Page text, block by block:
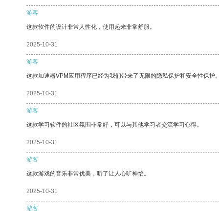
游客
这款软件的设计非常人性化，使用起来非常舒服。
2025-10-31
游客
这款加速器VPM应用程序已经为我们带来了无限的隐私保护和安全性保护
2025-10-31
游客
这款学习软件的社区氛围非常好，可以与其他学习者交流学习心得。
2025-10-31
游客
这款游戏的音乐非常优美，听了让人心旷神怡。
2025-10-31
游客